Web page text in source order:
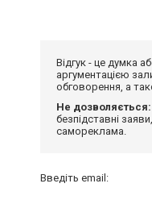
Відгук - це думка
аргументацією
обговорення, а
Не дозволяється:
безпідставні
самореклама.
Введіть email: